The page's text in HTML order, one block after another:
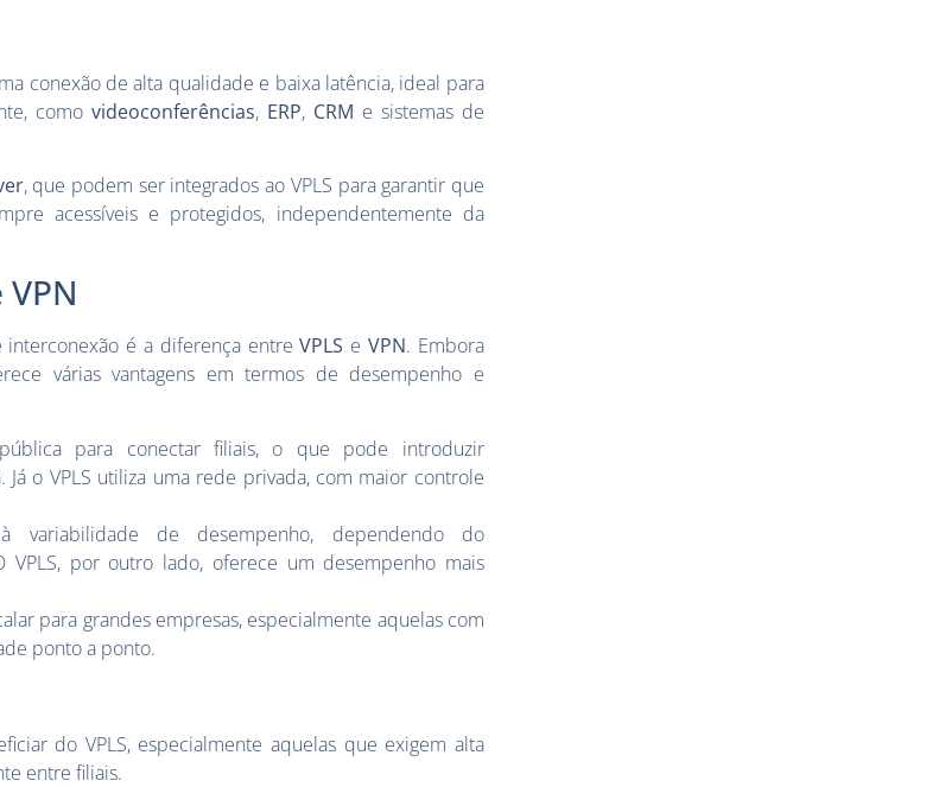
conexão de alta qualidade e baixa latência, ideal para
como videoconferências, ERP, CRM e sistemas de
, que podem ser integrados ao VPLS para garantir que
acessíveis e protegidos, independentemente da
interconexão é a diferença entreVPLS eVPN. Embora
várias vantagens em termos de desempenho e
para conectar filiais, o que pode introduzir
o VPLS utiliza uma rede privada, com maior controle
de desempenho, dependendo do
VPLS, por outro lado, oferece um desempenho mais
para grandes empresas, especialmente aquelas com
ponto a ponto.
do VPLS, especialmente aquelas que exigem alta
entre filiais.